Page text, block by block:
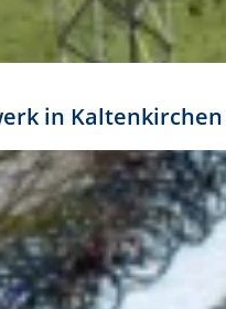
in Kaltenkirchen